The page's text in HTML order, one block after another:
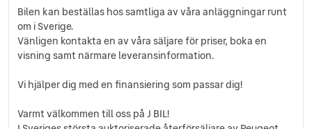
Motoriserad baklucka
My MITSUBISHI CONNECT
Mörktonade bakre sidorutor
Navigation
Ombordladdare 3.5 kW
Panoramaglastak med solgardin
Parkeringssensorer fram & bak
Bilen kan beställas hos samtliga av våra anläggningar runt
om i Sverige.
Vänligen kontakta en av våra säljare för priser, boka en
visning samt närmare leveransinformation.
Vi hjälper dig med en finansiering som passar dig!
Varmt välkommen till oss på J BIL!